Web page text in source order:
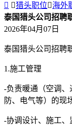
 猎头职位海外
泰国猎头公司招聘
2026年04月07日
泰国猎头公司招聘
1.施工管理
-负责暖通（空调
防、电气等）的现
-协调设计、施工、